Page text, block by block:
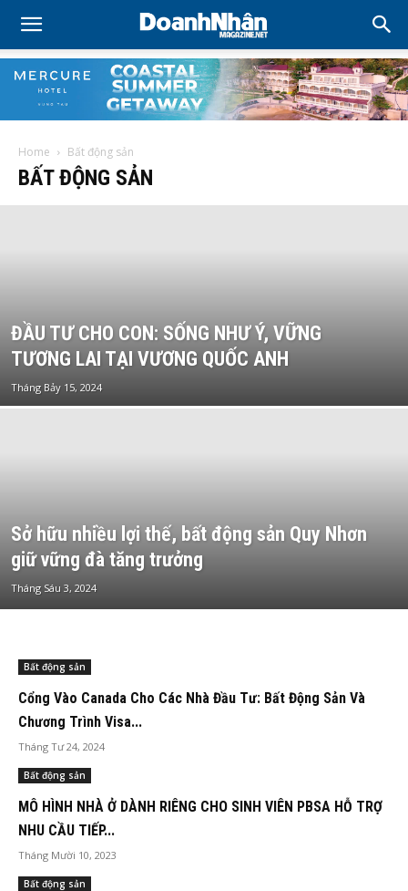
Home Bất động sản
BẤT ĐỘNG SẢN
ĐẦU TƯ CHO CON: SỐNG NHƯ Ý, VỮNG
TƯƠNG LAI TẠI VƯƠNG QUỐC ANH
Tháng Bảy 15, 2024
Sở hữu nhiều lợi thế, bất động sản Quy Nhơn
giữ vững đà tăng trưởng
Tháng Sáu 3, 2024
Bất động sản
Cổng Vào Canada Cho Các Nhà Đầu Tư: Bất Động Sản Và
Chương Trình Visa...
Tháng Tư 24, 2024
Bất động sản
MÔ HÌNH NHÀ Ở DÀNH RIÊNG CHO SINH VIÊN PBSA HỖ TRỢ
NHU CẦU TIẾP...
Tháng Mười 10, 2023
Bất động sản